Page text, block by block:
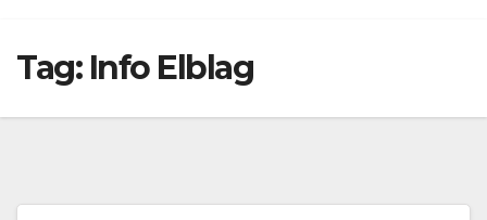
Tag: Info Elblag